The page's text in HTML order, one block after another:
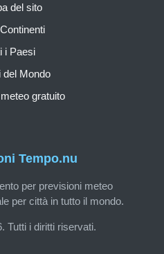
Tempo.nu
per previsioni meteo
per città in tutto il mondo.
Tutti i diritti riservati.
del sito
i Paesi
del Mondo
gratuito